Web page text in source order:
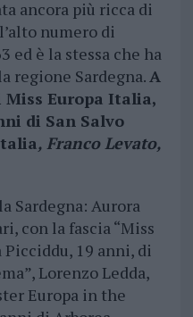
ancora più ricca di
numero di
ed è la stessa che ha
regione Sardegna. A
Europa Italia,
di San Salvo
, Franco Levato,
Sardegna: Aurora
con la fascia “Miss
Picciddu, 19 anni, di
Lorenzo Ledda,
Europa in the